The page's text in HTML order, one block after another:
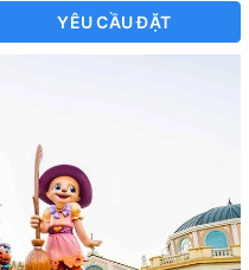
YÊU CẦU ĐẶT